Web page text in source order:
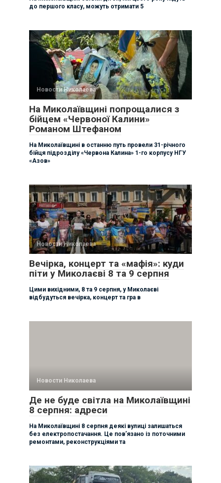
до першого класу, можуть отримати 5
Новости Николаева
На Миколаївщині попрощалися з
бійцем «Червоної Калини»
Романом Штефаном
На Миколаївщині в останню путь провели 31-річного
бійця підрозділу «Червона Калина» 1-го корпусу НГУ
«Азов»
Новости Николаева
Вечірка, концерт та «мафія»: куди
піти у Миколаєві 8 та 9 серпня
Цими вихідними, 8 та 9 серпня, у Миколаєві
відбудуться вечірка, концерт та гра в
Новости Николаева
Де не буде світла на Миколаївщині
8 серпня: адреси
На Миколаївщині 8 серпня деякі вулиці залишаться
без електропостачання. Це пов’язано із поточними
ремонтами, реконструкціями та